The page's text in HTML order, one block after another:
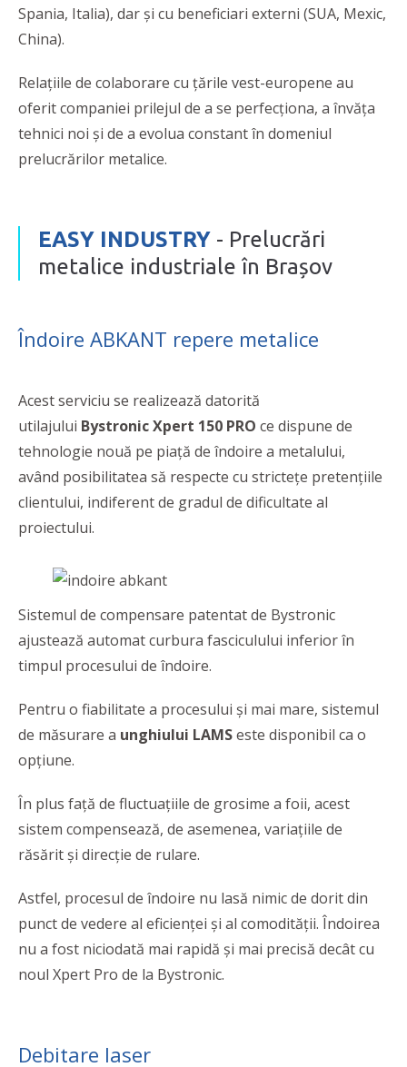
Spania, Italia), dar și cu beneficiari externi (SUA, Mexic,
China).
Relațiile de colaborare cu țările vest-europene au
oferit companiei prilejul de a se perfecționa, a învăţa
tehnici noi și de a evolua constant în domeniul
prelucrărilor metalice.
EASY INDUSTRY - Prelucrări
metalice industriale în Brașov
Îndoire ABKANT repere metalice
Acest serviciu se realizează datorită
utilajului Bystronic Xpert 150 PRO ce dispune de
tehnologie nouă pe piaţă de îndoire a metalului,
având posibilitatea să respecte cu stricteţe pretenţiile
clientului, indiferent de gradul de dificultate al
proiectului.
Sistemul de compensare patentat de Bystronic
ajustează automat curbura fasciculului inferior în
timpul procesului de îndoire.
Pentru o fiabilitate a procesului și mai mare, sistemul
de măsurare a unghiului LAMSeste disponibil ca o
opțiune.
În plus față de fluctuațiile de grosime a foii, acest
sistem compensează, de asemenea, variațiile de
răsărit și direcție de rulare.
Astfel, procesul de îndoire nu lasă nimic de dorit din
punct de vedere al eficienţei şi al comodității. Îndoirea
nu a fost niciodată mai rapidă și mai precisă decât cu
noul Xpert Pro de la Bystronic.
Debitare laser